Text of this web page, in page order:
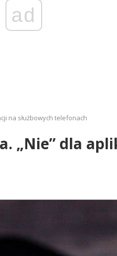
ad
na służbowych telefonach
„Nie” dla